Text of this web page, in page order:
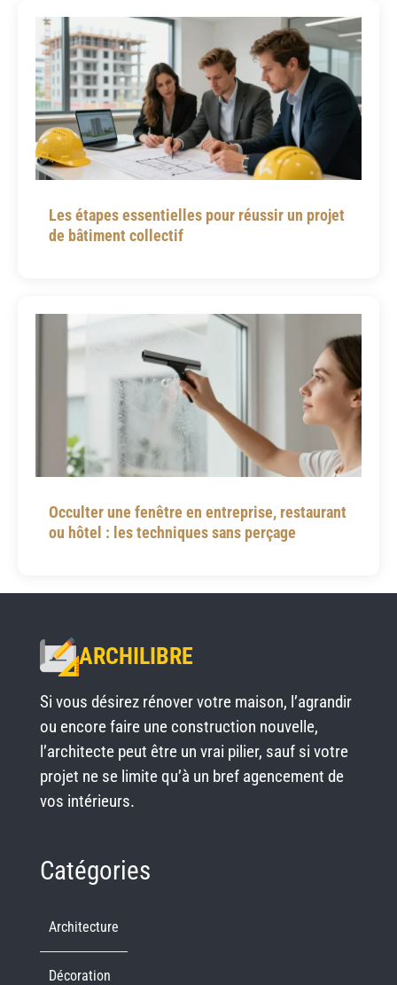
Les étapes essentielles pour réussir un projet
de bâtiment collectif
Occulter une fenêtre en entreprise, restaurant
ou hôtel : les techniques sans perçage
ARCHILIBRE
Si vous désirez rénover votre maison, l’agrandir
ou encore faire une construction nouvelle,
l’architecte peut être un vrai pilier, sauf si votre
projet ne se limite qu’à un bref agencement de
vos intérieurs.
Catégories
Architecture
Décoration